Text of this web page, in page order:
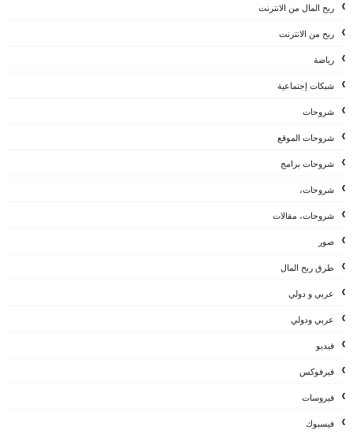
ربح المال من الانترنت
ربح من الانترنت
رياضة
شبكات إجتماعية
شروحات
شروحات الموقع
شروحات برامج
شروحات،
شروحات، مقالات
صور
طرق ربح المال
عربي و دولي
عربي ودولي
فيديو
فيرفوكس
فيروسات
فيسبوك